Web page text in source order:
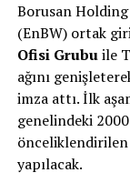
Borusan
(EnBW) ortak
Ofisi Grubuile
ağını
imza attı. İlk
genelindeki
önceliklendirilen
yapılacak.